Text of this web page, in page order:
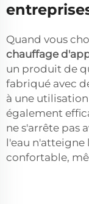
Quand vous
chauffage
un produit de
fabriqué avec
à une
également
ne s'arrête pas
l'eau n'atteigne
confortable,